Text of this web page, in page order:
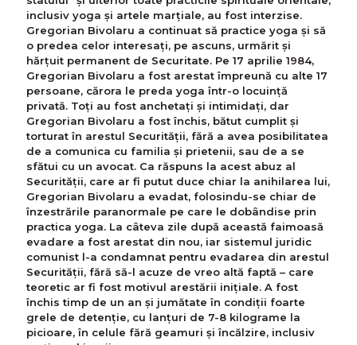
inclusiv yoga și artele marțiale, au fost interzise.
Gregorian Bivolaru a continuat să practice yoga și să
o predea celor interesați, pe ascuns, urmărit și
hărțuit permanent de Securitate. Pe 17 aprilie 1984,
Gregorian Bivolaru a fost arestat împreună cu alte 17
persoane, cărora le preda yoga într-o locuinţă
privată. Toți au fost anchetați şi intimidaţi, dar
Gregorian Bivolaru a fost închis, bătut cumplit și
torturat în arestul Securităţii, fără a avea posibilitatea
de a comunica cu familia şi prietenii, sau de a se
sfătui cu un avocat. Ca răspuns la acest abuz al
Securității, care ar fi putut duce chiar la anihilarea lui,
Gregorian Bivolaru a evadat, folosindu-se chiar de
înzestrările paranormale pe care le dobândise prin
practica yoga. La câteva zile după această faimoasă
evadare a fost arestat din nou, iar sistemul juridic
comunist l-a condamnat pentru evadarea din arestul
Securității, fără să-l acuze de vreo altă faptă – care
teoretic ar fi fost motivul arestării inițiale. A fost
închis timp de un an și jumătate în condiții foarte
grele de detenție, cu lanțuri de 7-8 kilograme la
picioare, în celule fără geamuri și încălzire, inclusiv